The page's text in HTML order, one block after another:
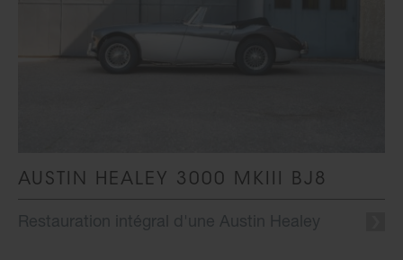
AUSTIN HEALEY 3000 MKIII BJ8
Restauration intégral d'une Austin Healey